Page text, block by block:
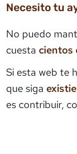
Necesito tu
No puedo
cuesta cientos
Si esta web te
que siga
es contribuir,